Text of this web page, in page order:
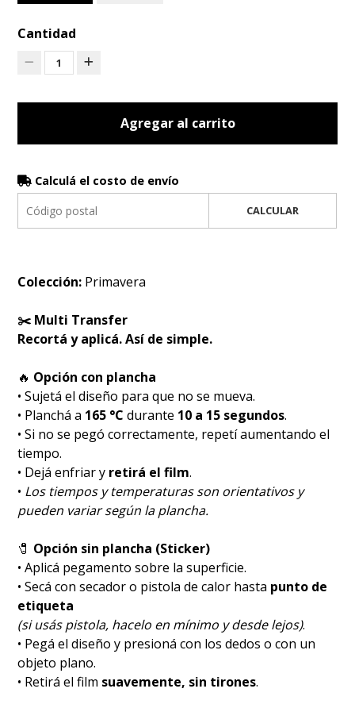
Cantidad
1
Agregar al carrito
Calculá el costo de envío
CALCULAR
Colección: Primavera
✂️ Multi Transfer
Recortá y aplicá. Así de simple.
🔥 Opción con plancha
• Sujetá el diseño para que no se mueva.
• Planchá a 165 °C durante 10 a 15 segundos.
• Si no se pegó correctamente, repetí aumentando el
tiempo.
• Dejá enfriar y retirá el film.
• Los tiempos y temperaturas son orientativos y
pueden variar según la plancha.
🧷 Opción sin plancha (Sticker)
• Aplicá pegamento sobre la superficie.
• Secá con secador o pistola de calor hasta punto de
etiqueta
(si usás pistola, hacelo en mínimo y desde lejos).
• Pegá el diseño y presioná con los dedos o con un
objeto plano.
• Retirá el film suavemente, sin tirones.